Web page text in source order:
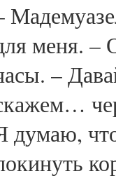
меня. –
–
думаю,